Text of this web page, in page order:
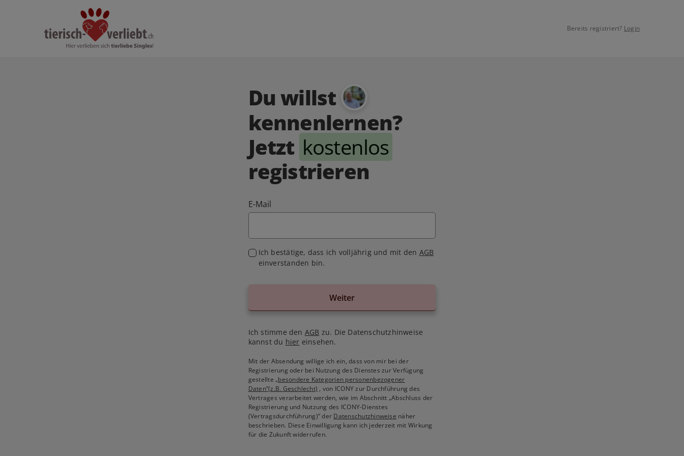
Bereits registriert? Login
Du willst
kennenlernen?
Jetzt kostenlos
registrieren
E-Mail
Ich bestätige, dass ich volljährig und mit den AGB
einverstanden bin.
Weiter
Ich stimme den AGB zu. Die Datenschutzhinweise
kannst du hier einsehen.
Mit der Absendung willige ich ein, dass von mir bei der
Registrierung oder bei Nutzung des Dienstes zur Verfügung
gestellte„besondere Kategorien personenbezogener
Daten“(z.B. Geschlecht) , von ICONY zur Durchführung des
Vertrages verarbeitet werden, wie im Abschnitt „Abschluss der
Registrierung und Nutzung des ICONY-Dienstes
(Vertragsdurchführung)“ der Datenschutzhinweise näher
beschrieben. Diese Einwilligung kann ich jederzeit mit Wirkung
für die Zukunft widerrufen.